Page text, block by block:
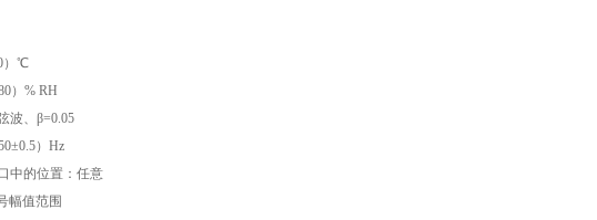
）℃
）% RH
波、β=0.05
）Hz
中的位置：任意
幅值范围